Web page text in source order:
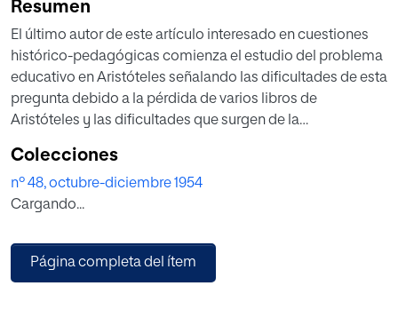
Resumen
El último autor de este artículo interesado en cuestiones
histórico-pedagógicas comienza el estudio del problema
educativo en Aristóteles señalando las dificultades de esta
pregunta debido a la pérdida de varios libros de
Aristóteles y las dificultades que surgen de la
las tres vidas en el hombre: hedonista, vida política y vida
filosófica. Innumerables citas del autor y un estudio
completo del verdadero significado de la educación para
proceso educativo: teoría y práctica. El enfoque filosófico
predominante del problema le permite descubrir la
Colecciones
nº 48, octubre-diciembre 1954
Cargando...
Página completa del ítem